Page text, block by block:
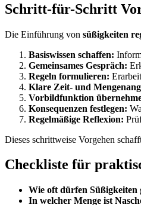
Schritt-für-Schritt
Die Einführung von süßigkeiten
Basiswissen schaffen:
Gemeinsames Gespräch:
Regeln formulieren:
Klare Zeit- und
Vorbildfunktion
Konsequenzen festlegen:
Regelmäßige Reflexion:
Dieses schrittweise Vorgehen
Checkliste für
Wie oft dürfen Süßigkeiten
In welcher Menge ist